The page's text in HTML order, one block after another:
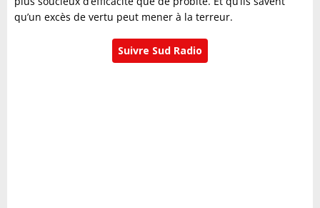
qu’un excès de vertu peut mener à la terreur.
Suivre Sud Radio